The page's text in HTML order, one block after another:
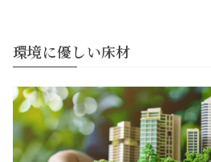
環境に優しい床材